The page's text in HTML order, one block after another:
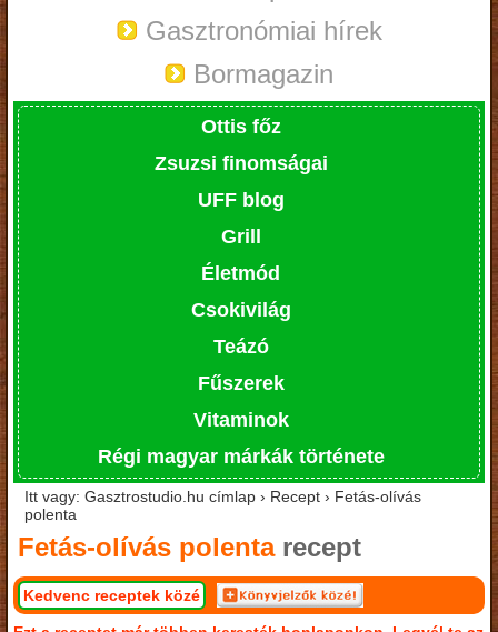
Gasztronómiai hírek
Bormagazin
Ottis főz
Zsuzsi finomságai
UFF blog
Grill
Életmód
Csokivilág
Teázó
Fűszerek
Vitaminok
Régi magyar márkák története
Itt vagy: Gasztrostudio.hu címlap › Recept › Fetás-olívás
polenta
Fetás-olívás polentarecept
Kedvenc receptek közé